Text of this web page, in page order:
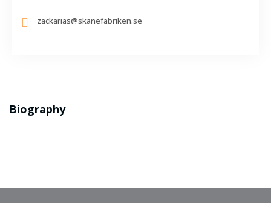
zackarias@skanefabriken.se
Biography